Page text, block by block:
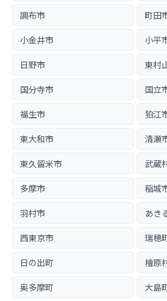
調布市 町田
小金井市 小平
日野市 東村
国分寺市 国立
福生市 狛江
東大和市 清瀬
東久留米市 武蔵
多摩市 稲城
羽村市 あき
西東京市 瑞穂
日の出町 檜原
奥多摩町 大島